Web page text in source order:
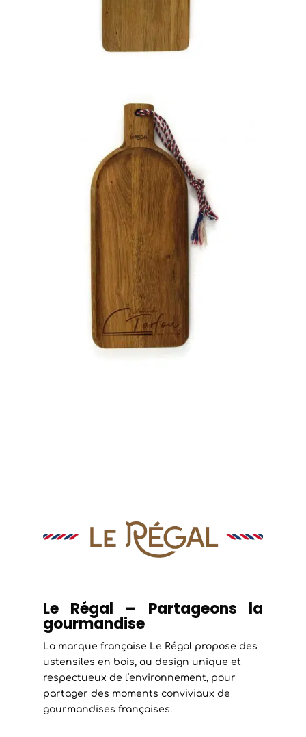
Le Régal – Partageons la
gourmandise
La marque française Le Régal propose des
ustensiles en bois, au design unique et
respectueux de l’environnement, pour
partager des moments conviviaux de
gourmandises françaises.